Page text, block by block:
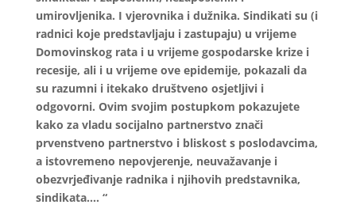
umirovljenika. I vjerovnika i dužnika. Sindikati su (i
radnici koje predstavljaju i zastupaju) u vrijeme
Domovinskog rata i u vrijeme gospodarske krize i
recesije, ali i u vrijeme ove epidemije, pokazali da
su razumni i itekako društveno osjetljivi i
odgovorni. Ovim svojim postupkom pokazujete
kako za vladu socijalno partnerstvo znači
prvenstveno partnerstvo i bliskost s poslodavcima,
a istovremeno nepovjerenje, neuvažavanje i
obezvrjeđivanje radnika i njihovih predstavnika,
sindikata…. “